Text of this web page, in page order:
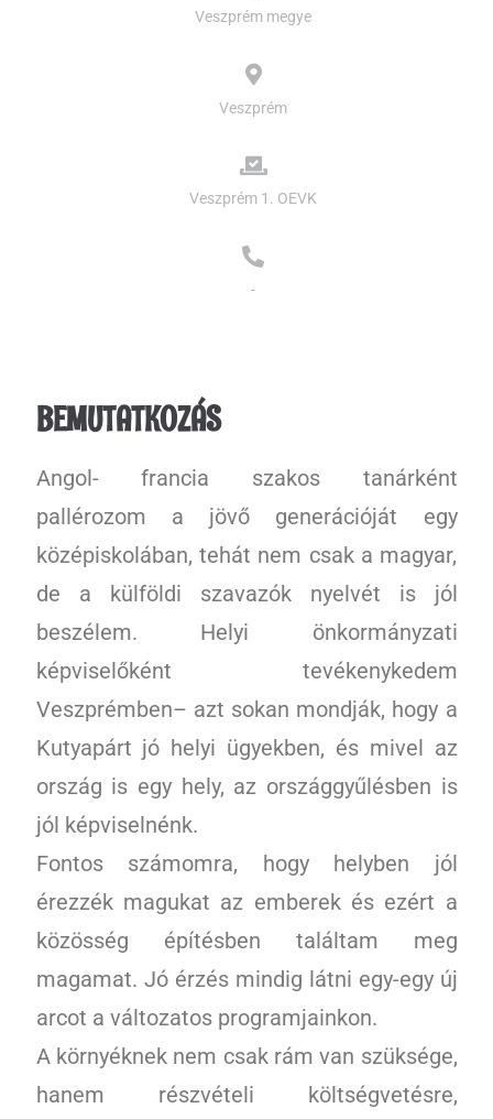
Veszprém megye
Veszprém
Veszprém 1. OEVK
-
BEMUTATKOZÁS
Angol- francia szakos tanárként
pallérozom a jövő generációját egy
középiskolában, tehát nem csak a magyar,
de a külföldi szavazók nyelvét is jól
beszélem. Helyi önkormányzati
képviselőként tevékenykedem
Veszprémben– azt sokan mondják, hogy a
Kutyapárt jó helyi ügyekben, és mivel az
ország is egy hely, az országgyűlésben is
jól képviselnénk.
Fontos számomra, hogy helyben jól
érezzék magukat az emberek és ezért a
közösség építésben találtam meg
magamat. Jó érzés mindig látni egy-egy új
arcot a változatos programjainkon.
A környéknek nem csak rám van szüksége,
hanem részvételi költségvetésre,